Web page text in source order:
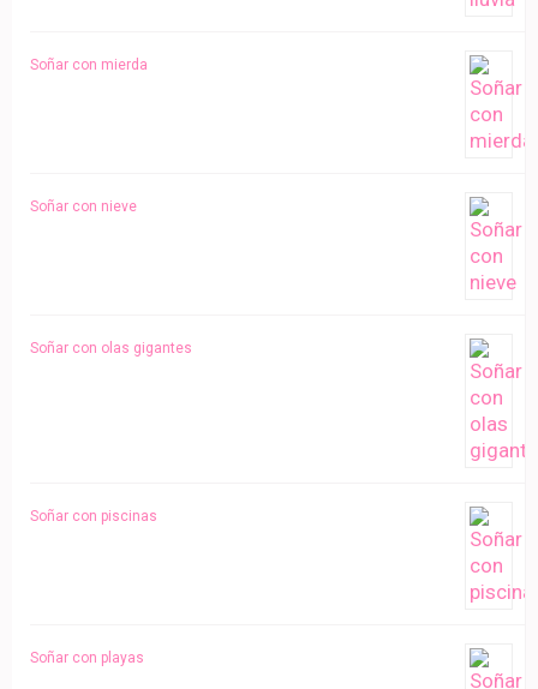
Soñar con mierda
Soñar con nieve
Soñar con olas gigantes
Soñar con piscinas
Soñar con playas